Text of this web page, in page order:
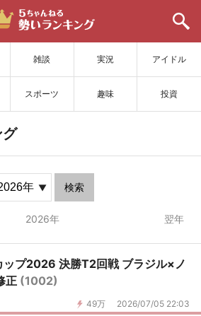
雑談 実況 アイドル
スポーツ 趣味 投資
サイトを更新
検索
2026年 翌年
ップ2026 決勝T2回戦 ブラジル×ノ
正 (1002)
49万 2026/07/05 22:03